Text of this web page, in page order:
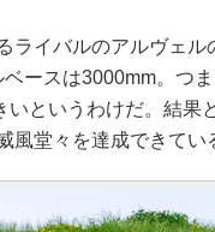
イバルのアルヴェル
ースは3000mm。つ
というわけだ。結果
風堂々を達成できてい